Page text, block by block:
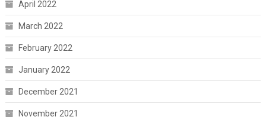
April 2022
March 2022
February 2022
January 2022
December 2021
November 2021